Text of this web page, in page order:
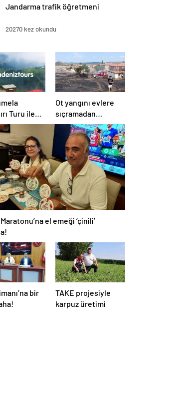
Jandarma trafik öğretmeni
20270 kez okundu
Turu ile
Doğayı Bir
Ot yangını evlere
sıçramadan
söndürüldü!
el emeği ‘çinili’
bir
TAKE projesiyle
karpuz üretimi